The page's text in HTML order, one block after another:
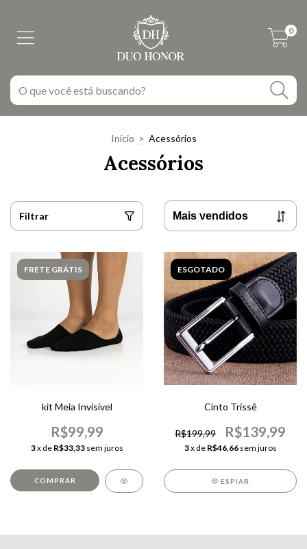
0
Início > Acessórios
Acessórios
Filtrar
FRETE GRÁTIS
kit Meia Invisível
R$99,99
3x de R$33,33 sem juros
COMPRAR
ESGOTADO
Cinto Trissê
R$199,99 R$139,99
3x de R$46,66 sem juros
ESPIAR